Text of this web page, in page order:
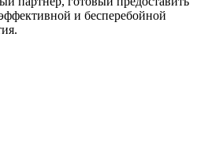
и бесперебойной